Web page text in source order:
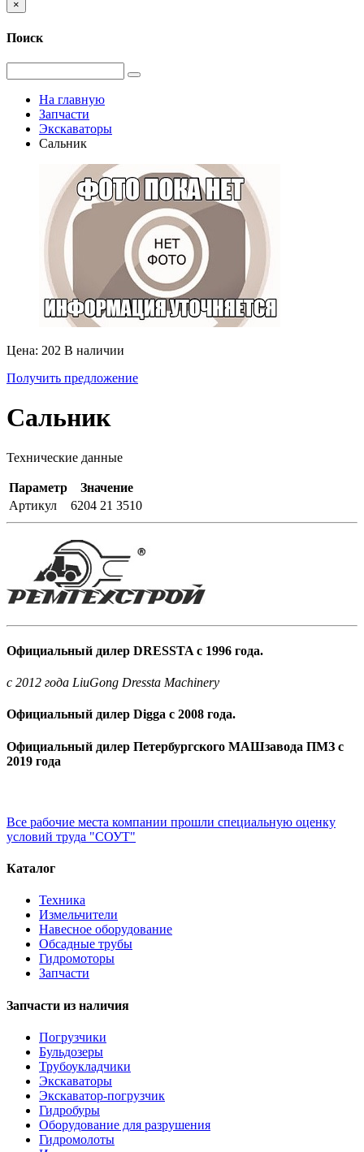
×
Поиск
На главную
Запчасти
Экскаваторы
Сальник
Цена: 202 В наличии
Получить предложение
Сальник
Технические данные
Параметр
Значение
Артикул
6204 21 3510
Официальный дилер DRESSTA с 1996 года.
c 2012 года LiuGong Dressta Machinery
Официальный дилер Digga с 2008 года.
Официальный дилер Петербургского МАШзавода ПМЗ с
2019 года
Все рабочие места компании прошли специальную оценку
условий труда "СОУТ"
Каталог
Техника
Измельчители
Навесное оборудование
Обсадные трубы
Гидромоторы
Запчасти
Запчасти из наличия
Погрузчики
Бульдозеры
Трубоукладчики
Экскаваторы
Экскаватор-погрузчик
Гидробуры
Оборудование для разрушения
Гидромолоты